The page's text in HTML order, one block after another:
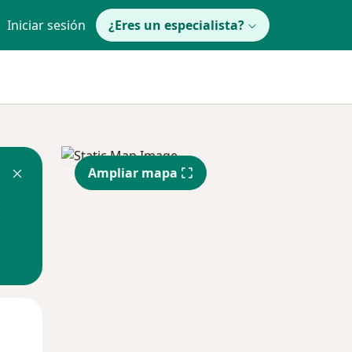
Iniciar sesión ¿Eres un especialista?
Ampliar mapa